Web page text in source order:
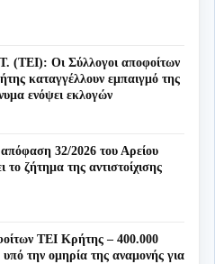
(ΤΕΙ): Οι Σύλλογοι αποφοίτων
καταγγέλλουν εμπαιγμό της
ενόψει εκλογών
απόφαση 32/2026 του Αρείου
ζήτημα της αντιστοίχισης
ΤΕΙ Κρήτης – 400.000
την ομηρία της αναμονής για